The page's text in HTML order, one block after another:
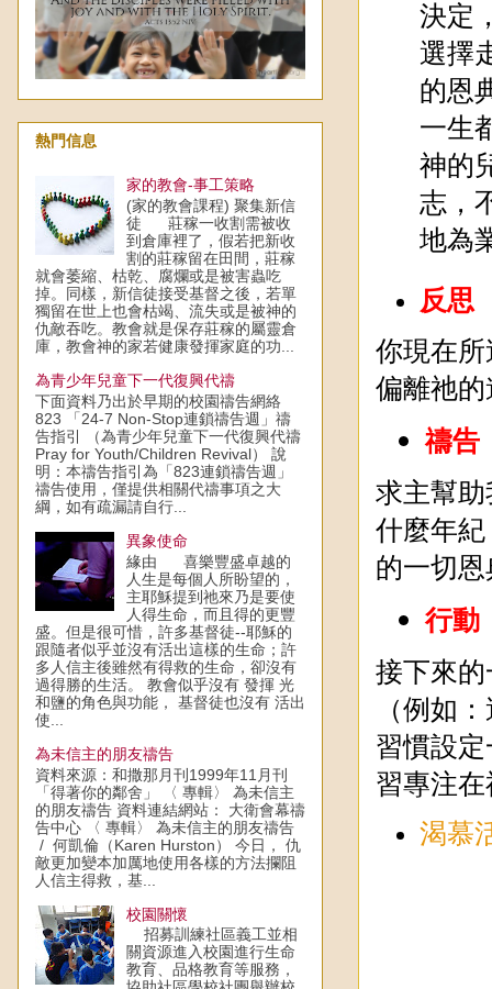
決定
選擇
的恩
一生
神的
志，
地為
反思
你現在
偏離祂
禱告
求主幫
什麼年
的一切
行動
接下來
（例如
習慣設
習專注
渴慕
熱門信息
家的教會-事工策略
(家的教會課程) 聚集新信
徒 莊稼一收割需被收
到倉庫裡了，假若把新收
割的莊稼留在田間，莊稼
就會萎縮、枯乾、腐爛或是被害蟲吃
掉。同樣，新信徒接受基督之後，若單
獨留在世上也會枯竭、流失或是被神的
仇敵吞吃。教會就是保存莊稼的屬靈倉
庫，教會神的家若健康發揮家庭的功...
為青少年兒童下一代復興代禱
下面資料乃出於早期的校園禱告網絡
823 「24-7 Non-Stop連鎖禱告週」禱
告指引 （為青少年兒童下一代復興代禱
Pray for Youth/Children Revival） 說
明：本禱告指引為「823連鎖禱告週」
禱告使用，僅提供相關代禱事項之大
綱，如有疏漏請自行...
異象使命
緣由 喜樂豐盛卓越的
人生是每個人所盼望的，
主耶穌提到祂來乃是要使
人得生命，而且得的更豐
盛。但是很可惜，許多基督徒--耶穌的
跟隨者似乎並沒有活出這樣的生命；許
多人信主後雖然有得救的生命，卻沒有
過得勝的生活。 教會似乎沒有 發揮 光
和鹽的角色與功能， 基督徒也沒有 活出
使...
為未信主的朋友禱告
資料來源：和撒那月刊1999年11月刊
「得著你的鄰舍」 〈 專輯〉 為未信主
的朋友禱告 資料連結網站： 大衛會幕禱
告中心 〈 專輯〉 為未信主的朋友禱告
/ 何凱倫（Karen Hurston） 今日， 仇
敵更加變本加厲地使用各樣的方法攔阻
人信主得救，基...
校園關懷
招募訓練社區義工並相
關資源進入校園進行生命
教育、品格教育等服務，